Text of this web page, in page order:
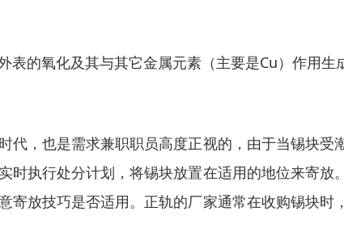
表的氧化及其与其它金属元素（主要是Cu）作用
代，也是需求兼职职员高度正视的，由于当锡块
时执行处分计划，将锡块放置在适用的地位来寄
寄放技巧是否适用。正轨的厂家通常在收购锡块